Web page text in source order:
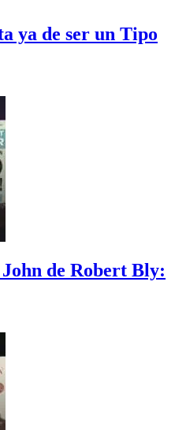
ya de ser un Tipo
de Robert Bly: